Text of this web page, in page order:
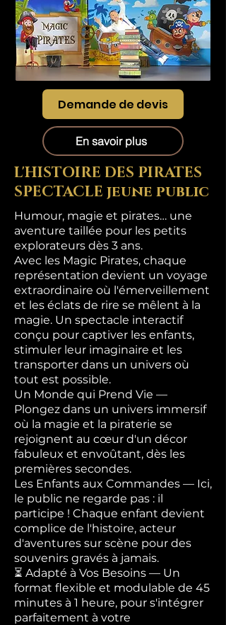
Demande de devis
En savoir plus
L'HISTOIRE DES PIRATES
SPECTACLE jeune public
Humour, magie et pirates… une
aventure taillée pour les petits
explorateurs dès 3 ans.
Avec les Magic Pirates, chaque
représentation devient un voyage
extraordinaire où l'émerveillement
et les éclats de rire se mêlent à la
magie. Un spectacle interactif
conçu pour captiver les enfants,
stimuler leur imaginaire et les
transporter dans un univers où
tout est possible.
Un Monde qui Prend Vie —
Plongez dans un univers immersif
où la magie et la piraterie se
rejoignent au cœur d'un décor
fabuleux et envoûtant, dès les
premières secondes.
Les Enfants aux Commandes — Ici,
le public ne regarde pas : il
participe ! Chaque enfant devient
complice de l'histoire, acteur
d'aventures sur scène pour des
souvenirs gravés à jamais.
⏳ Adapté à Vos Besoins — Un
format flexible et modulable de 45
minutes à 1 heure, pour s'intégrer
parfaitement à votre